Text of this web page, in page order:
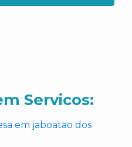
Servicos:
em jaboatao dos